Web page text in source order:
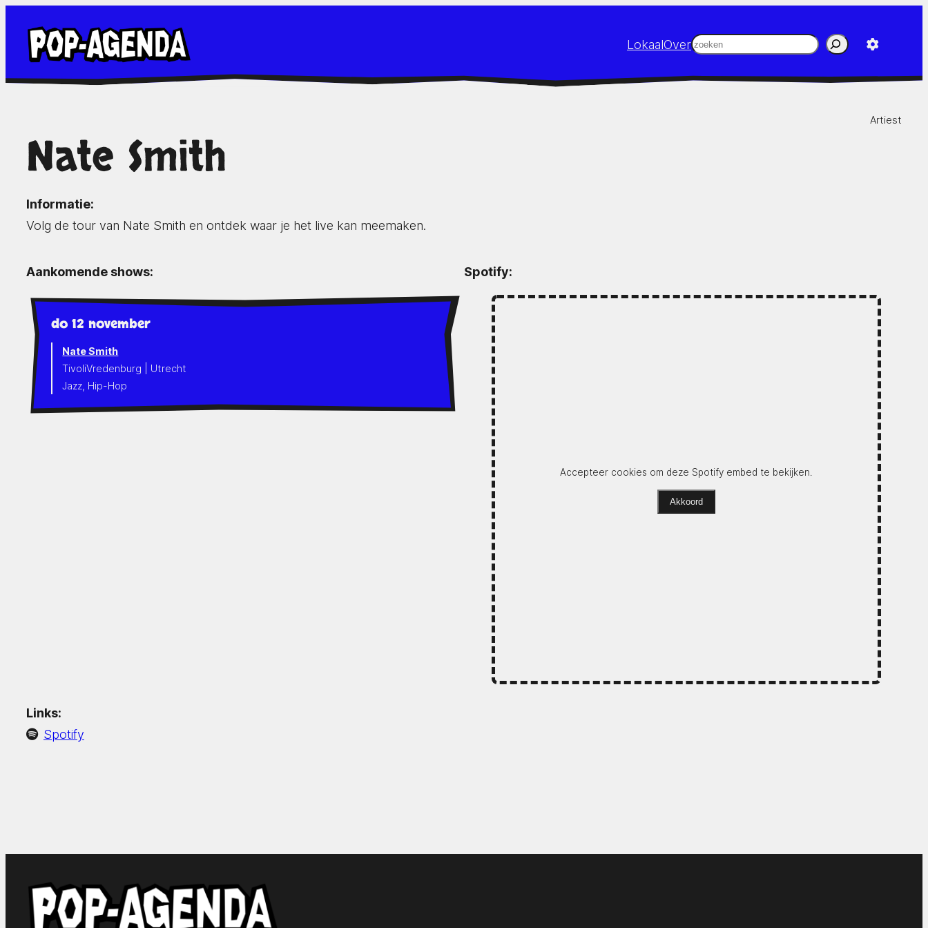
naar
inhoud
LokaalOverZoeken
Artiest
Nate Smith
Informatie:
Volg de tour van Nate Smith en ontdek waar je het live kan meemaken.
Aankomende shows:
do 12 november
Nate Smith
TivoliVredenburg | Utrecht
Jazz, Hip-Hop
Spotify:
Accepteer cookies om deze Spotify embed te bekijken.
Akkoord
Links:
Spotify